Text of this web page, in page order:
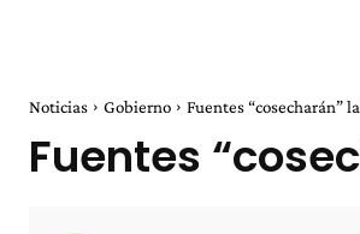
Noticias Gobierno Fuentes “cosecharán”
Fuentes